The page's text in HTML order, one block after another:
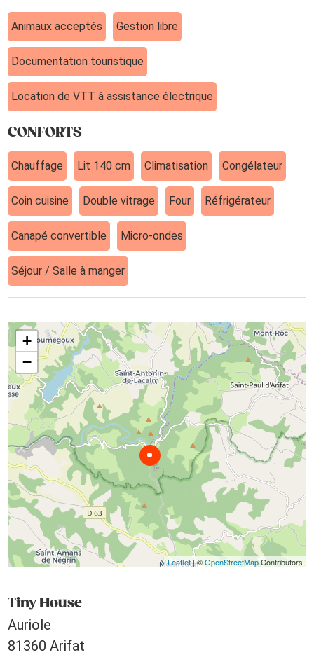
Animaux acceptés Gestion libre
Documentation touristique
Location de VTT à assistance électrique
CONFORTS
Chauffage Lit 140 cm Climatisation Congélateur
Coin cuisine Double vitrage Four Réfrigérateur
Canapé convertible Micro-ondes
Séjour / Salle à manger
+
−
Leaflet| ©OpenStreetMapContributors
Tiny House
Auriole
81360 Arifat